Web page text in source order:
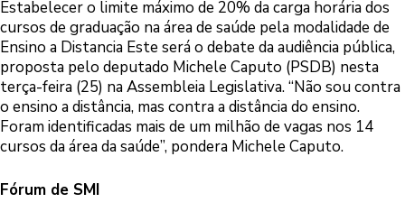
Estabelecer o limite máximo de 20% da carga horária dos
cursos de graduação na área de saúde pela modalidade de
Ensino a Distancia Este será o debate da audiência pública,
proposta pelo deputado Michele Caputo (PSDB) nesta
terça-feira (25) na Assembleia Legislativa. “Não sou contra
o ensino a distância, mas contra a distância do ensino.
Foram identificadas mais de um milhão de vagas nos 14
cursos da área da saúde”, pondera Michele Caputo.
Fórum de SMI